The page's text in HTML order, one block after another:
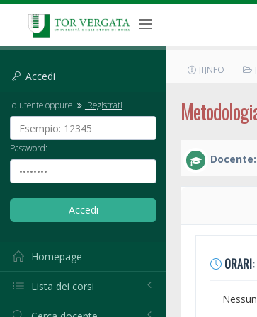
Accedi
Id utente oppure Registrati
Password:
Homepage
Lista dei corsi
[I]NFO
Docente:
ORARI: